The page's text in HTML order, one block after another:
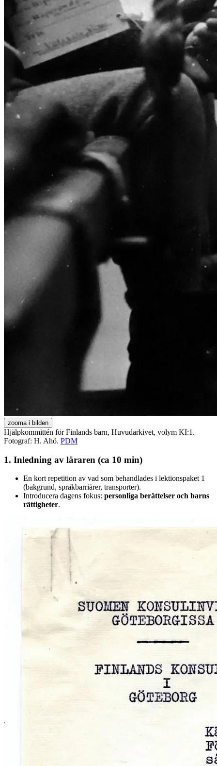
zooma i bilden
Hjälpkommittén för Finlands barn, Huvudarkivet, volym KI:1.
Fotograf: H. Ahö. PDM
1. Inledning av läraren (ca 10 min)
En kort repetition av vad som behandlades i lektionspaket 1
(bakgrund, språkbarriärer, transporter).
Introducera dagens fokus: personliga berättelser och barns
rättigheter.